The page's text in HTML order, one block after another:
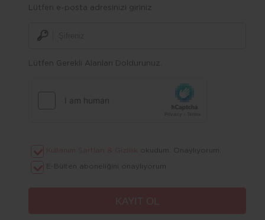
Lütfen e-posta adresinizi giriniz
Lütfen Gerekli Alanları Doldurunuz.
okudum. Onaylıyorum.
E-Bülten aboneliğini onaylıyorum.